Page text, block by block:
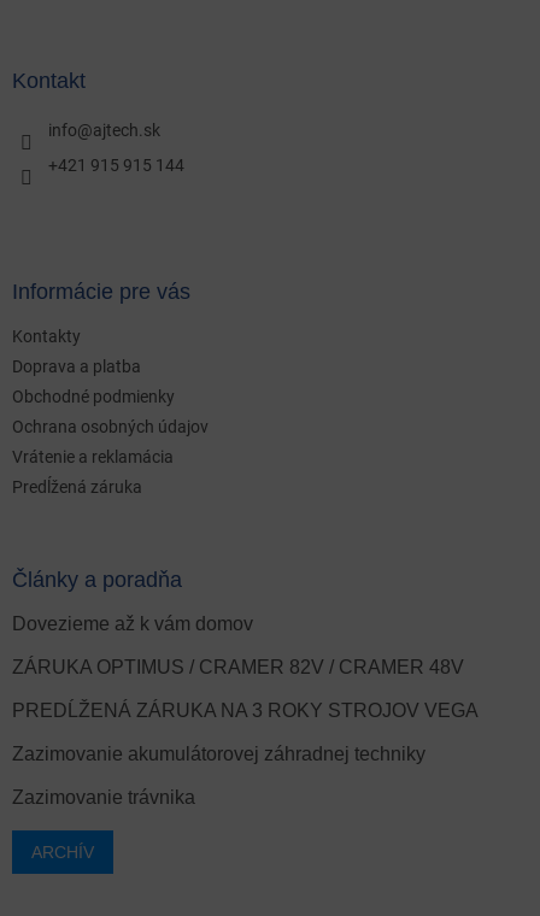
Kontakt
info@ajtech.sk
+421 915 915 144
Informácie pre vás
Kontakty
Doprava a platba
Obchodné podmienky
Ochrana osobných údajov
Vrátenie a reklamácia
Predĺžená záruka
Články a poradňa
Dovezieme až k vám domov
ZÁRUKA OPTIMUS / CRAMER 82V / CRAMER 48V
PREDĹŽENÁ ZÁRUKA NA 3 ROKY STROJOV VEGA
Zazimovanie akumulátorovej záhradnej techniky
Zazimovanie trávnika
ARCHÍV